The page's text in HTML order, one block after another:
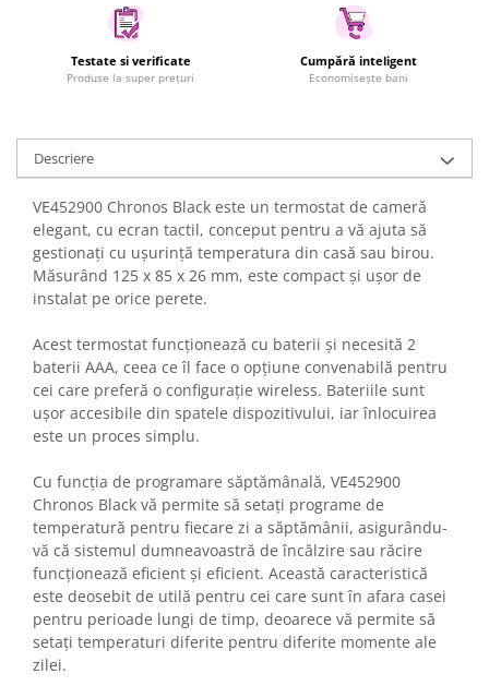
Accesorii tablete
Laptopuri si Accesorii
Telefoane Mobile & accesorii
Electrocasnice & Climatizare
Accesorii si piese masini spalat
rufe si uscatoare
Accesorii si piese masini spalat
vase
Aparate Frigorifice
Aparate Racire Aer
Aragaze si cuptoare cu microunde
Climatizare & sisteme de incalzire
Electrocasnice pentru Bucatarie
Fiare de calcat si masini de cusut
Ingrijire Locuinta
Purificatoare de aer
Fashion
Bijuterii
Ceasuri barbatesti
Ceasuri dama
Cutii, curele si accesorii ceasuri
Genti si accesorii barbati
Testate si verificate
Produse la super prețuri
Cumpără inteligent
Economisește bani
Descriere
VE452900 Chronos Black este un termostat de cameră
elegant, cu ecran tactil, conceput pentru a vă ajuta să
gestionați cu ușurință temperatura din casă sau birou.
Măsurând 125 x 85 x 26 mm, este compact și ușor de
instalat pe orice perete.
Acest termostat funcționează cu baterii și necesită 2
baterii AAA, ceea ce îl face o opțiune convenabilă pentru
cei care preferă o configurație wireless. Bateriile sunt
ușor accesibile din spatele dispozitivului, iar înlocuirea
este un proces simplu.
Cu funcția de programare săptămânală, VE452900
Chronos Black vă permite să setați programe de
temperatură pentru fiecare zi a săptămânii, asigurându-
vă că sistemul dumneavoastră de încălzire sau răcire
funcționează eficient și eficient. Această caracteristică
este deosebit de utilă pentru cei care sunt în afara casei
pentru perioade lungi de timp, deoarece vă permite să
setați temperaturi diferite pentru diferite momente ale
zilei.